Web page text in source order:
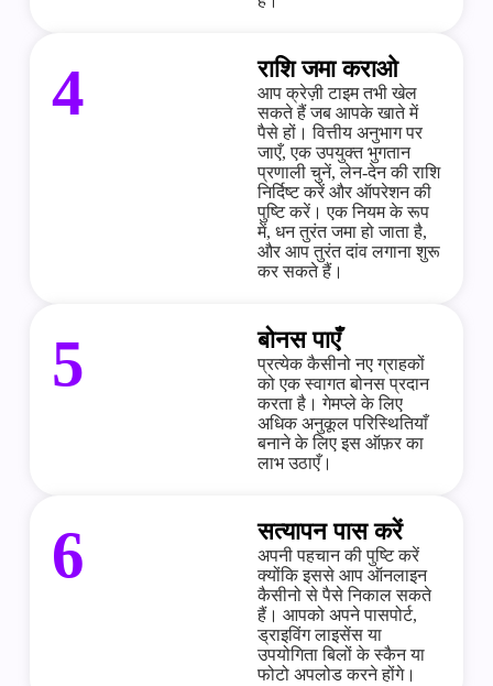
4 राशि जमा कराओ
आप क्रेज़ी टाइम तभी खेल
सकते हैं जब आपके खाते में
पैसे हों। वित्तीय अनुभाग पर
जाएँ, एक उपयुक्त भुगतान
प्रणाली चुनें, लेन-देन की राशि
निर्दिष्ट करें और ऑपरेशन की
पुष्टि करें। एक नियम के रूप
में, धन तुरंत जमा हो जाता है,
और आप तुरंत दांव लगाना शुरू
कर सकते हैं।
5 बोनस पाएँ
प्रत्येक कैसीनो नए ग्राहकों
को एक स्वागत बोनस प्रदान
करता है। गेमप्ले के लिए
अधिक अनुकूल परिस्थितियाँ
बनाने के लिए इस ऑफ़र का
लाभ उठाएँ।
6 सत्यापन पास करें
अपनी पहचान की पुष्टि करें
क्योंकि इससे आप ऑनलाइन
कैसीनो से पैसे निकाल सकते
हैं। आपको अपने पासपोर्ट,
ड्राइविंग लाइसेंस या
उपयोगिता बिलों के स्कैन या
फोटो अपलोड करने होंगे।